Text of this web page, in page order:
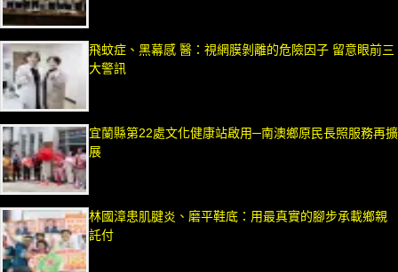
飛蚊症、黑幕感 醫：視網膜剝離的危險因子 留意眼前三
大警訊
宜蘭縣第22處文化健康站啟用─南澳鄉原民長照服務再擴
展
林國漳患肌腱炎、磨平鞋底：用最真實的腳步承載鄉親
託付